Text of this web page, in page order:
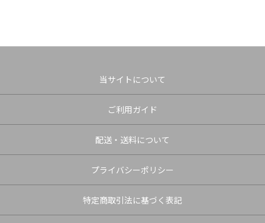
当サイトについて
ご利用ガイド
配送・送料について
プライバシーポリシー
特定商取引法に基づく表記